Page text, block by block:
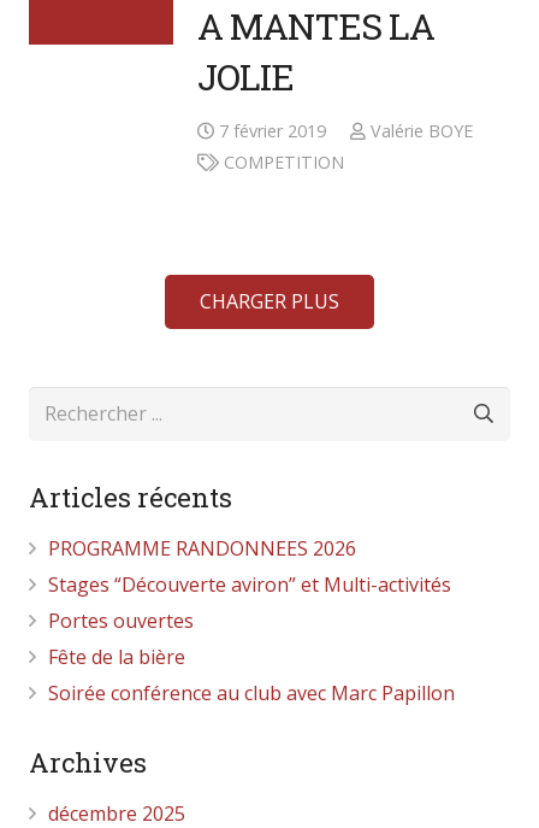
A MANTES LA
JOLIE
7 février 2019
Valérie BOYE
COMPETITION
CHARGER PLUS
Articles récents
PROGRAMME RANDONNEES 2026
Stages “Découverte aviron” et Multi-activités
Portes ouvertes
Fête de la bière
Soirée conférence au club avec Marc Papillon
Archives
décembre 2025